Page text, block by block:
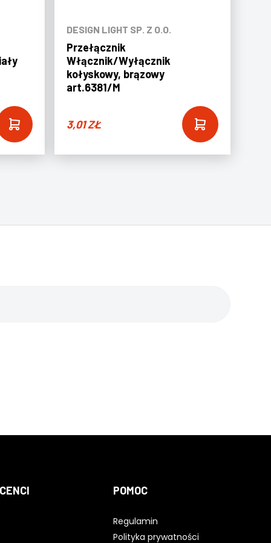
DESIGN LIGHT SP. Z O.O.
Przełącznik
Włącznik/Wyłącznik
kołyskowy, brązowy
art.6381/M
3,01ZŁ
POMOC
Regulamin
Polityka prywatności